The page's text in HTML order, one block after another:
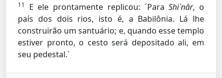
11 E ele prontamente replicou: ´ParaShi`nâr, o
país dos dois rios, isto é, a Babilônia. Lá lhe
construirão um santuário; e, quando esse templo
estiver pronto, o cesto será depositado ali, em
seu pedestal.`